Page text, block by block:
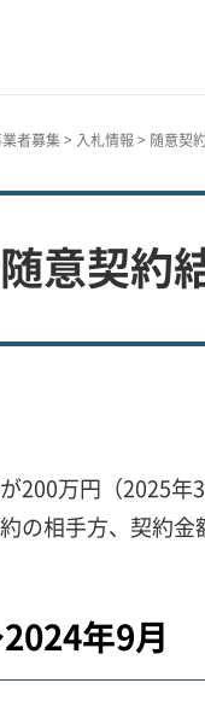
者募集> 入札情報 > 随意契
意契約
200万円（2025年
の相手方、契約
年9月